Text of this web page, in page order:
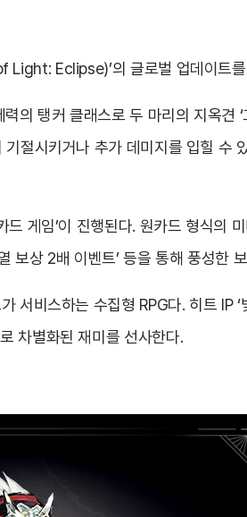
Light: Eclipse)’의 글로벌 업데이트
의 탱커 클래스로 두 마리의 지옥견
절시키거나 추가 데미지를 입힐 수
게임’이 진행된다. 원카드 형식의
보상 2배 이벤트’ 등을 통해 풍성한
서비스하는 수집형 RPG다. 히트 IP
차별화된 재미를 선사한다.